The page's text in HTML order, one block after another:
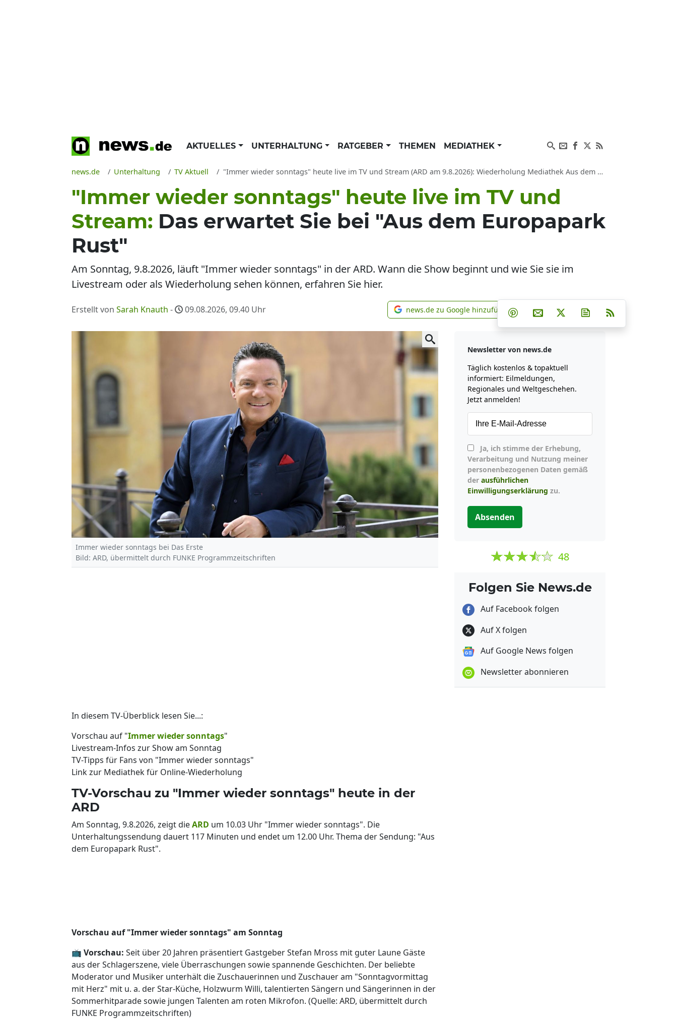
AKTUELLES UNTERHALTUNG RATGEBER THEMEN MEDIATHEK
news.de Unterhaltung TV Aktuell "Immer wieder sonntags" heute live im TV und Stream (ARD am 9.8.2026): Wiederholung Mediathek Aus dem Europapark Rust
"Immer wieder sonntags" heute live im TV und
Stream: Das erwartet Sie bei "Aus dem Europapark
Rust"
Am Sonntag, 9.8.2026, läuft "Immer wieder sonntags" in der ARD. Wann die Show beginnt und wie Sie sie im
Livestream oder als Wiederholung sehen können, erfahren Sie hier.
Erstellt von Sarah Knauth - 09.08.2026, 09.40 Uhr news.de zu Google hinzufügen
news.de zu Google hinzufügen Teilen auf Facebook
Teilen auf Whatsapp
Teilen auf Telegram
Teilen auf Pinterest
Per E-Mail teilen
Post auf XNewsletter
Immer wieder sonntags bei Das Erste
Bild: ARD, übermittelt durch FUNKE Programmzeitschriften
In diesem TV-Überblick lesen Sie...:
Vorschau auf "Immer wieder sonntags"
Livestream-Infos zur Show am Sonntag
TV-Tipps für Fans von "Immer wieder sonntags"
Link zur Mediathek für Online-Wiederholung
TV-Vorschau zu "Immer wieder sonntags" heute in der
ARD
Am Sonntag, 9.8.2026, zeigt dieARD um 10.03 Uhr "Immer wieder sonntags". Die
Unterhaltungssendung dauert 117 Minuten und endet um 12.00 Uhr. Thema der Sendung: "Aus
dem Europapark Rust".
Vorschau auf "Immer wieder sonntags" am Sonntag
📺 Vorschau: Seit über 20 Jahren präsentiert Gastgeber Stefan Mross mit guter Laune Gäste
aus der Schlagerszene, viele Überraschungen sowie spannende Geschichten. Der beliebte
Moderator und Musiker unterhält die Zuschauerinnen und Zuschauer am "Sonntagvormittag
mit Herz" mit u. a. der Star-Küche, Holzwurm Willi, talentierten Sängern und Sängerinnen in der
Sommerhitparade sowie jungen Talenten am roten Mikrofon. (Quelle: ARD, übermittelt durch
FUNKE Programmzeitschriften)
Newsletter von news.de
Täglich kostenlos & topaktuell
informiert: Eilmeldungen,
Regionales und Weltgeschehen.
Jetzt anmelden!
Verarbeitung und Nutzung meiner
personenbezogenen Daten gemäß
der ausführlichen
Einwilligungserklärung zu.
Absenden
48
Folgen Sie News.de
Auf Facebook folgen
Auf X folgen
Auf Google News folgen
Newsletter abonnieren